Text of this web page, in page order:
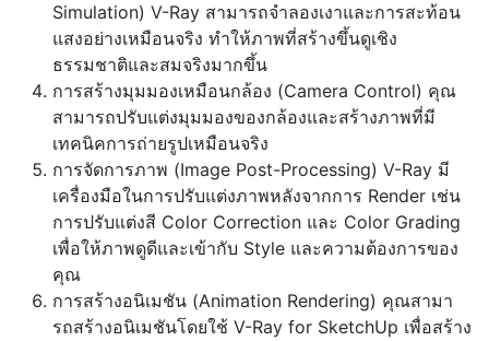
Simulation) V-Ray สามารถจำลองเงาและการสะท้อน
แสงอย่างเหมือนจริง ทำให้ภาพที่สร้างขึ้นดูเชิง
ธรรมชาติและสมจริงมากขึ้น
การสร้างมุมมองเหมือนกล้อง (Camera Control) คุณ
สามารถปรับแต่งมุมมองของกล้องและสร้างภาพที่มี
เทคนิคการถ่ายรูปเหมือนจริง
การจัดการภาพ (Image Post-Processing) V-Ray มี
เครื่องมือในการปรับแต่งภาพหลังจากการ Render เช่น
การปรับแต่งสี Color Correction และ Color Grading
เพื่อให้ภาพดูดีและเข้ากับ Style และความต้องการของ
คุณ
การสร้างอนิเมชัน (Animation Rendering) คุณสามา
รถสร้างอนิเมชันโดยใช้ V-Ray for SketchUp เพื่อสร้าง